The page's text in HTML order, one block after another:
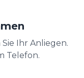
Ihr Anliegen.
Telefon.